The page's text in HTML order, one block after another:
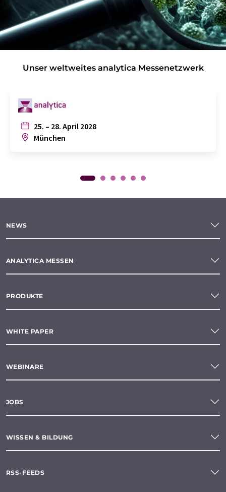
Unser weltweites analytica Messenetzwerk
25. – 28. April 2028
München
NEWS
ANALYTICA MESSEN
PRODUKTE
WHITE PAPER
WEBINARE
JOBS
WISSEN & BILDUNG
RSS-FEEDS